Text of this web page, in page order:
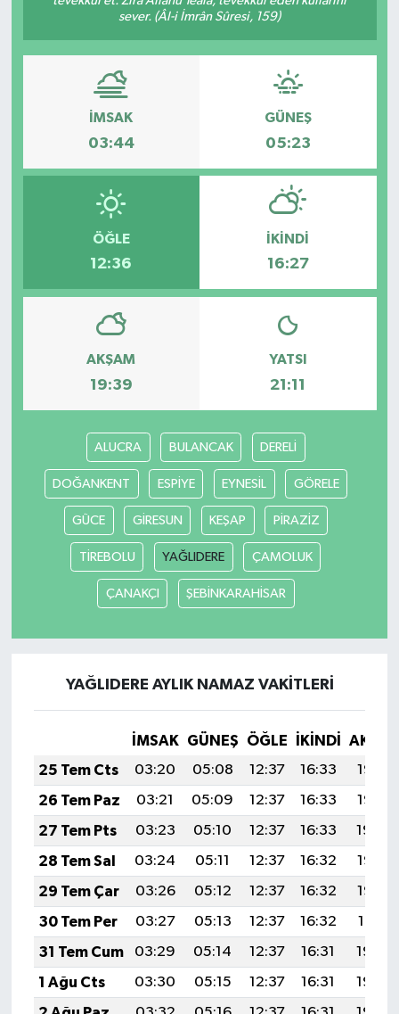
sever. (Âl-i İmrân Sûresi, 159)
İMSAK
03:44
GÜNEŞ
05:23
ÖĞLE
12:36
İKINDI
16:27
AKŞAM
19:39
YATSI
21:11
ALUCRA BULANCAK DERELİ
DOĞANKENT ESPİYE EYNESİL GÖRELE
GÜCE GİRESUN KEŞAP PİRAZİZ
TİREBOLU YAĞLIDERE ÇAMOLUK
ÇANAKÇI ŞEBİNKARAHİSAR
YAĞLIDERE AYLIK NAMAZ VAKITLERI
İMSAK GÜNEŞ ÖĞLE İKINDI
25 Tem Cts
03:20 05:08 12:37 16:33
19:56
26 Tem Paz
03:21 05:09 12:37 16:33
19:55
27 Tem Pts
03:23 05:10 12:37 16:33
19:54
28 Tem Sal
03:24 05:11 12:37 16:32
19:53
29 Tem Çar
03:26 05:12 12:37 16:32
19:52
30 Tem Per
03:27 05:13 12:37 16:32
19:51
31 Tem Cum
03:29 05:14 12:37 16:31
19:50
1 Ağu Cts
03:30 05:15 12:37 16:31
19:49